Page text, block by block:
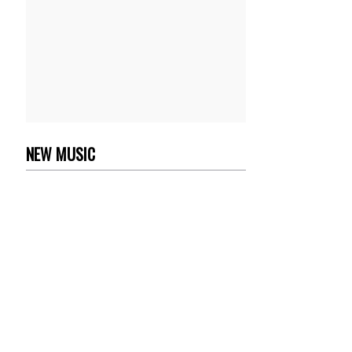
NEW MUSIC